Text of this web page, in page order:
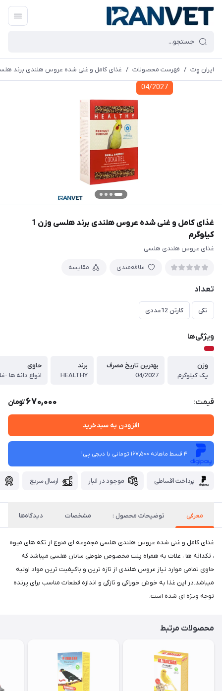
ایران وِت / فهرست محصولات / غذای کامل و غنی شده عروس هلندی برند هلسی وزن 1
04/2027
غذای کامل و غنی شده عروس هلندی برند هلسی وزن 1
کیلوگرم
غذای عروس هلندی هلسی
علاقه‌مندی مقایسه
تعداد
تکی کارتن 12عددی
ویژگی‌ها
وزن
یک کیلوگرم
بهترین تاریخ مصرف
04/2027
برند
HEALTHY
حاوی
قیمت: 670,000تومان
افزودن به سبدخرید
4 قسط ماهانه 167,500 تومانی با دیجی ‌پی!
پرداخت اقساطی موجود در انبار ارسال سریع
معرفی توضیحات محصول : مشخصات دیدگاه‌ها
غذای کامل و غنی شده عروس هلندی هلسی مجموعه ای منوع از تکه های میوه
، تکدانه ها ، غلات به همراه پلت مخصوص طوطی سانان هلسی میباشد که
حاوی تمامی موارد نیاز عروس هلندی از تازه ترین و باکیفیت ترین مواد اولیه
میباشد.در این غذا به خوش خوراکی و تازگی و اندازه قطعات مناسب برای پرنده
توجه ویژه ای شده است.
محصولات مرتبط